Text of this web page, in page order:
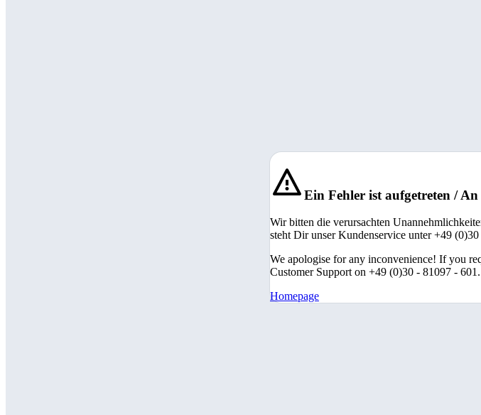
Ein Fehler ist aufgetreten /
Wir bitten die verursachten
steht Dir unser Kundenservice unter +49
We apologise for any inconvenience! If you
Customer Support on +49 (0)30 - 81097 - 601.
Homepage